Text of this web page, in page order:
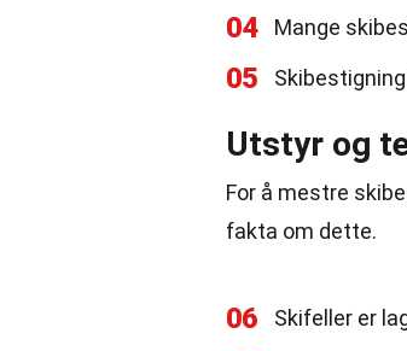
04 Mange
05
Utstyr og
For å mestre
fakta om dette.
06 Skifeller er